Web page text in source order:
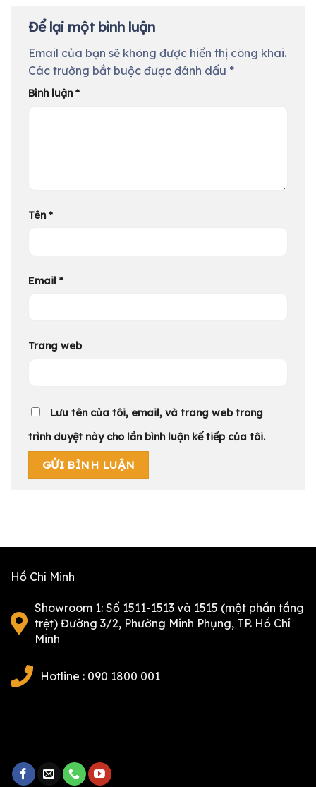
Để lại một bình luận
Email của bạn sẽ không được hiển thị công khai.
Các trường bắt buộc được đánh dấu *
Bình luận *
Tên *
Email *
Trang web
Lưu tên của tôi, email, và trang web trong
trình duyệt này cho lần bình luận kế tiếp của tôi.
Hồ Chí Minh
Showroom 1: Số 1511-1513 và 1515 (một phần tầng
trệt) Đường 3/2, Phường Minh Phụng, TP. Hồ Chí
Minh
Hotline : 090 1800 001